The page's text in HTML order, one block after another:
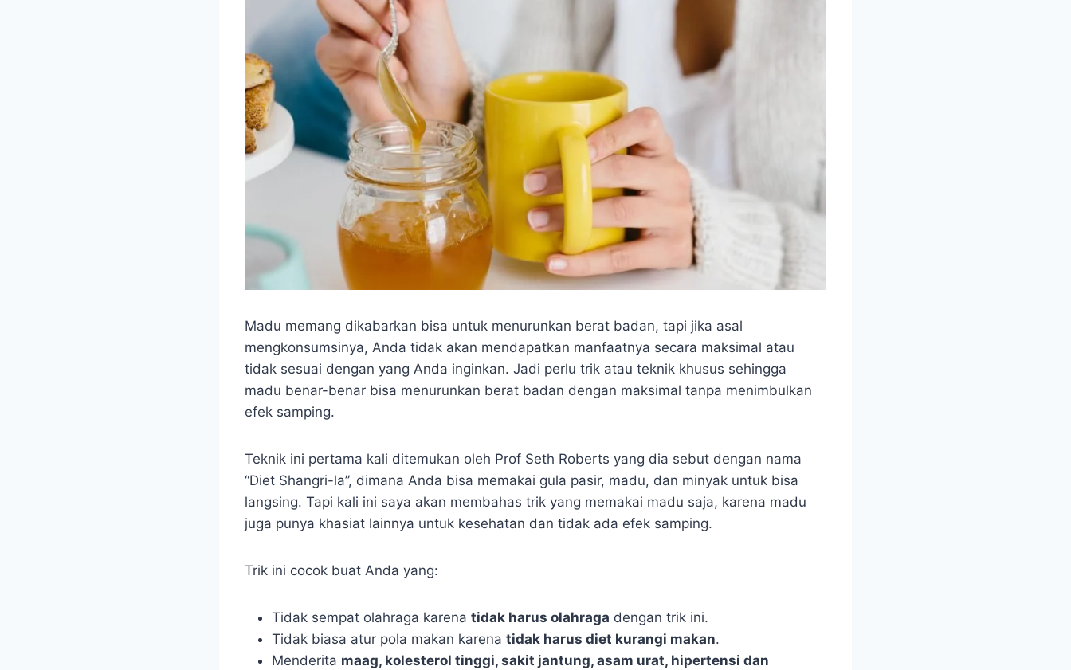
Madu memang dikabarkan bisa untuk menurunkan berat badan, tapi jika asal
mengkonsumsinya, Anda tidak akan mendapatkan manfaatnya secara maksimal atau
tidak sesuai dengan yang Anda inginkan. Jadi perlu trik atau teknik khusus sehingga
madu benar-benar bisa menurunkan berat badan dengan maksimal tanpa menimbulkan
efek samping.
Teknik ini pertama kali ditemukan oleh Prof Seth Roberts yang dia sebut dengan nama
“Diet Shangri-la”, dimana Anda bisa memakai gula pasir, madu, dan minyak untuk bisa
langsing. Tapi kali ini saya akan membahas trik yang memakai madu saja, karena madu
juga punya khasiat lainnya untuk kesehatan dan tidak ada efek samping.
Trik ini cocok buat Anda yang:
Tidak sempat olahraga karena tidak harus olahraga dengan trik ini.
Tidak biasa atur pola makan karena tidak harus diet kurangi makan.
Menderita maag, kolesterol tinggi, sakit jantung, asam urat, hipertensi dan